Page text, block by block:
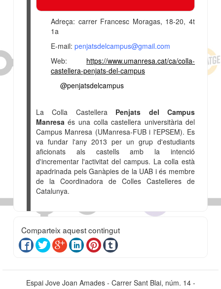
Adreça: carrer Francesc Moragas, 18-20, 4t
1a
E-mail: penjatsdelcampus@gmail.com
Web: https://www.umanresa.cat/ca/colla-
castellera-penjats-del-campus
@penjatsdelcampus
La Colla Castellera Penjats del Campus
Manresa és una colla castellera universitària del
Campus Manresa (UManresa-FUB i l'EPSEM). Es
va fundar l'any 2013 per un grup d'estudiants
aficionats als castells amb la intenció
d'incrementar l'activitat del campus. La colla està
apadrinada pels Ganàpies de la UAB i és membre
de la Coordinadora de Colles Castelleres de
Catalunya.
Comparteix aquest contingut
Espai Jove Joan Amades - Carrer Sant Blai, núm. 14 -